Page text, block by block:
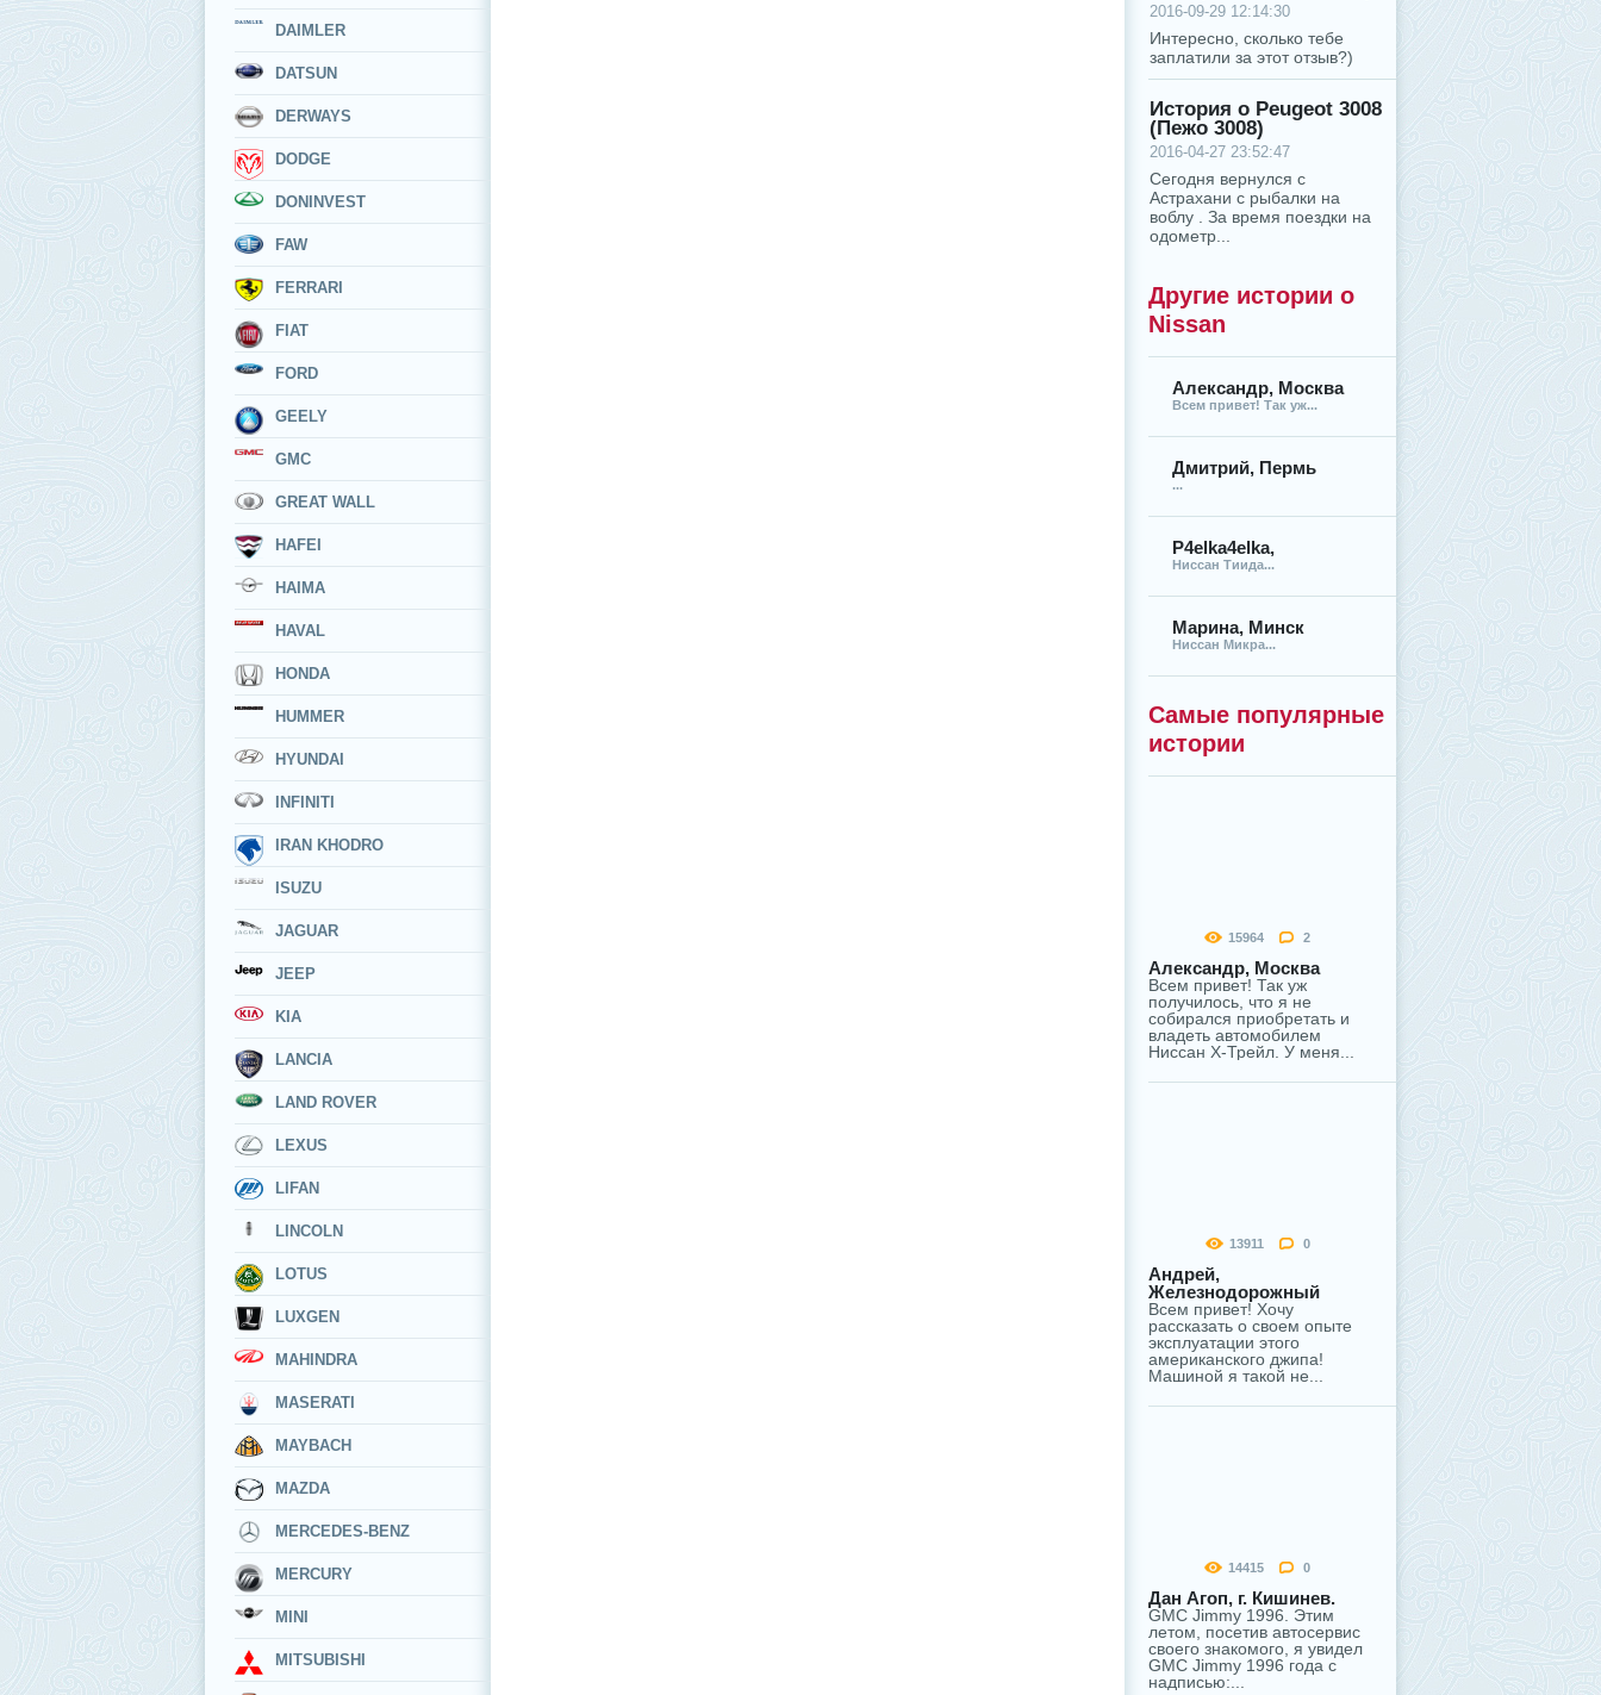
DAIMLER
DATSUN
DERWAYS
DODGE
DONINVEST
FAW
FERRARI
FIAT
FORD
GEELY
GMC
GREAT WALL
HAFEI
HAIMA
HAVAL
HONDA
HUMMER
HYUNDAI
INFINITI
IRAN KHODRO
ISUZU
JAGUAR
JEEP
KIA
LANCIA
LAND ROVER
LEXUS
LIFAN
LINCOLN
LOTUS
LUXGEN
MAHINDRA
MASERATI
MAYBACH
MAZDA
MERCEDES-BENZ
MERCURY
MINI
MITSUBISHI
2016-09-29 12:14:30
Интересно, сколько тебе
заплатили за этот отзыв?)
История о Peugeot 3008
(Пежо 3008)
2016-04-27 23:52:47
Сегодня вернулся с
Астрахани с рыбалки на
воблу . За время поездки на
одометр...
Другие истории о
Nissan
Александр, Москва
Всем привет! Так уж...
Дмитрий, Пермь
...
P4elka4elka,
Ниссан Тиида...
Марина, Минск
Ниссан Микра...
Самые популярные
истории
15964 2
Александр, Москва
Всем привет! Так уж
получилось, что я не
собирался приобретать и
владеть автомобилем
Ниссан Х-Трейл. У меня...
13911 0
Андрей,
Железнодорожный
Всем привет! Хочу
рассказать о своем опыте
эксплуатации этого
американского джипа!
Машиной я такой не...
14415 0
Дан Агоп, г. Кишинев.
GMC Jimmy 1996. Этим
летом, посетив автосервис
своего знакомого, я увидел
GMC Jimmy 1996 года с
надписью:...